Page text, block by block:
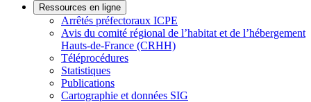
Ressources en ligne
Arrêtés préfectoraux ICPE
Avis du comité régional de l’habitat et de l’hébergement
Hauts-de-France (CRHH)
Téléprocédures
Statistiques
Publications
Cartographie et données SIG